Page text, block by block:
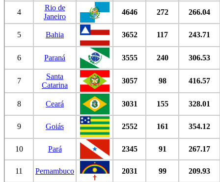
4
Rio de
Janeiro
4646 272 266.04
5 Bahia 3652 117 243.71
6 Paraná 3555 240 306.53
7
Santa
Catarina
3057 98 416.57
8 Ceará 3031 155 328.01
9 Goiás 2552 161 354.12
10 Pará 2345 91 267.17
11 Pernambuco 2031 99 209.93